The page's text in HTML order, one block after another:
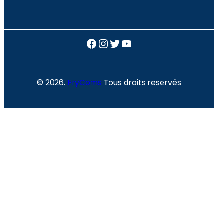
Facebook
Instagram
Twitter
YouTube
© 2026. FryComs Tous droits reservés